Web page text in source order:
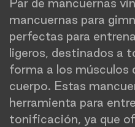
Par de mancuernas
mancuernas para
perfectas para
ligeros, destinados a
forma a los músculos
cuerpo. Estas
herramienta para
tonificación, ya que